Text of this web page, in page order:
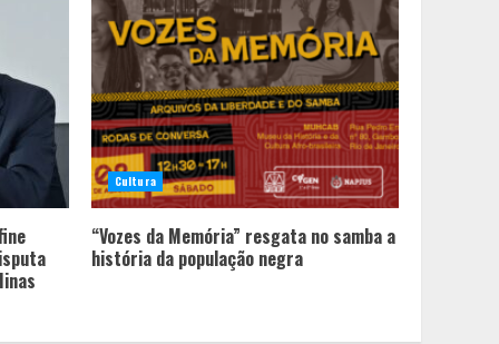
Cultura
“Vozes da Memória” resgata no samba a
história da população negra